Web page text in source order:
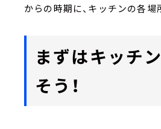
からの時期に、キッチンの各
まずはキッチ
そう！